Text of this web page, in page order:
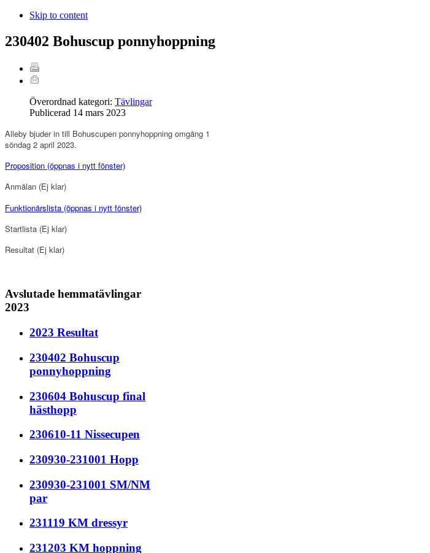
Skip to content
230402 Bohuscup ponnyhoppning
Överordnad kategori: Tävlingar
Publicerad 14 mars 2023
Alleby bjuder in till Bohuscupen ponnyhoppning omgång 1
söndag 2 april 2023.
Proposition (öppnas i nytt fönster)
Anmälan (Ej klar)
Funktionärslista (öppnas i nytt fönster)
Startlista (Ej klar)
Resultat (Ej klar)
Avslutade hemmatävlingar
2023
2023 Resultat
230402 Bohuscup
ponnyhoppning
230604 Bohuscup final
hästhopp
230610-11 Nissecupen
230930-231001 Hopp
230930-231001 SM/NM
par
231119 KM dressyr
231203 KM hoppning